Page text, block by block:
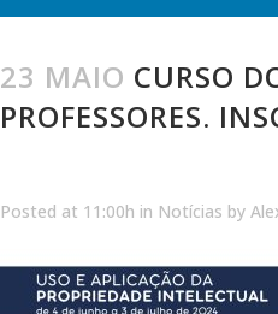
23 MAIO CURSO
PROFESSORES.
Posted at 11:00h in Notícias by